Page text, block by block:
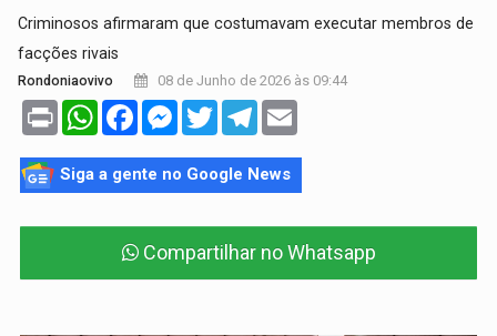
Criminosos afirmaram que costumavam executar membros de
facções rivais
Rondoniaovivo 08 de Junho de 2026 às 09:44
Print WhatsAppFacebookMessenger
TwitterTelegram
Siga a gente no Google News
Compartilhar no Whatsapp